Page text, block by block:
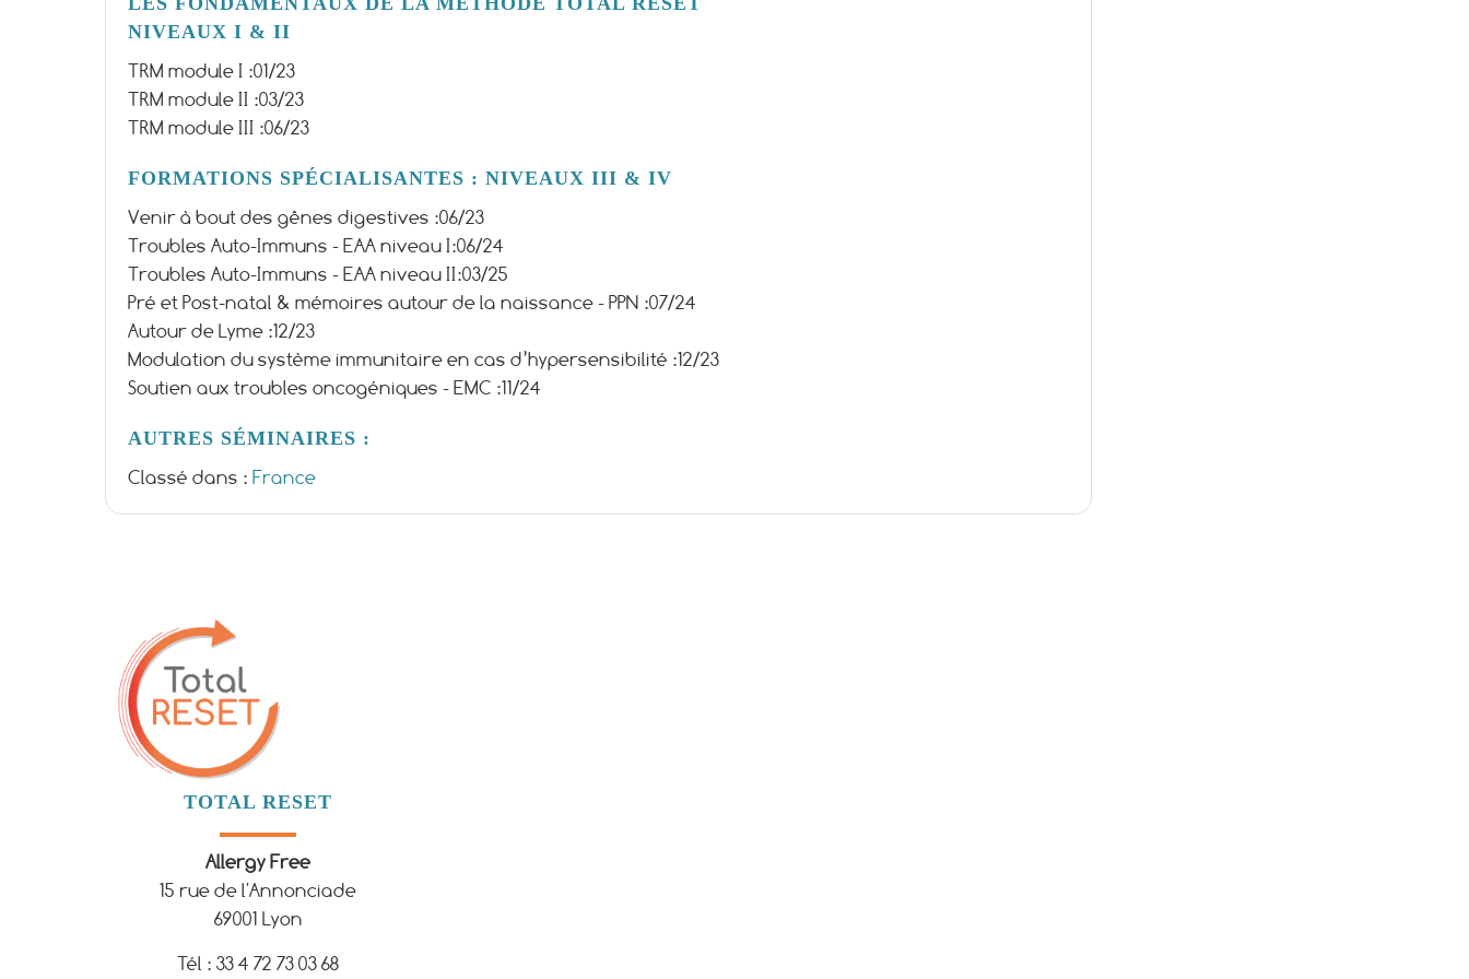
NIVEAUX I & II
TRM module I :01/23
TRM module II :03/23
TRM module III :06/23
FORMATIONS SPÉCIALISANTES : NIVEAUX III & IV
Venir à bout des gênes digestives :06/23
Troubles Auto-Immuns - EAA niveau I:06/24
Troubles Auto-Immuns - EAA niveau II:03/25
Pré et Post-natal & mémoires autour de la naissance - PPN :07/24
Autour de Lyme :12/23
Modulation du système immunitaire en cas d’hypersensibilité :12/23
Soutien aux troubles oncogéniques - EMC :11/24
AUTRES SÉMINAIRES :
Classé dans : France
TOTAL RESET
Allergy Free
15 rue de l'Annonciade
69001 Lyon
Tél : 33 4 72 73 03 68